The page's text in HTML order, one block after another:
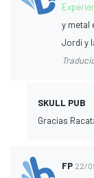
y metal
Jordi y
SKULL PUB
Gracias
FP 22/